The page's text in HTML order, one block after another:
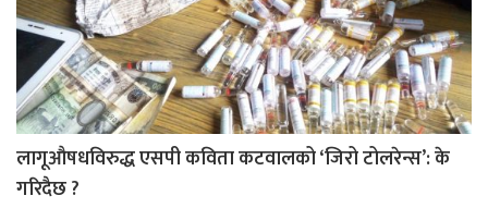
लागूऔषधविरुद्ध एसपी कविता कटवालको ‘जिरो टोलरेन्स’: के
गरिदैछ ?